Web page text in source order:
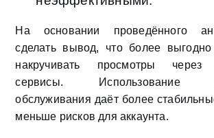
На основании проведённого
сделать вывод, что более
накручивать просмотры через
сервисы. Использование
обслуживания даёт более
меньше рисков для аккаунта.